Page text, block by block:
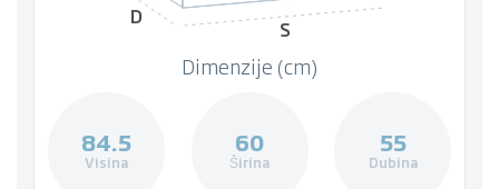
D S
Dimenzije (cm)
84.5
Visina
60
Širina
55
Dubina